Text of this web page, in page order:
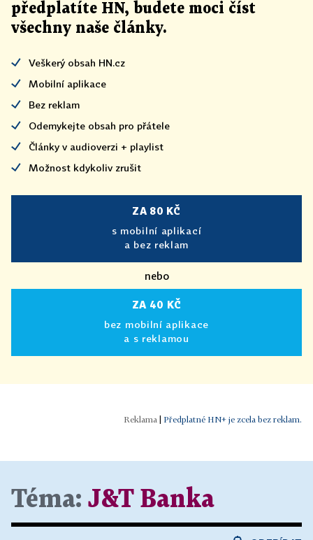
předplatíte HN, budete moci číst
všechny naše články.
Veškerý obsah HN.cz
Mobilní aplikace
Bez reklam
Odemykejte obsah pro přátele
Články v audioverzi + playlist
Možnost kdykoliv zrušit
ZA 80 KČ
s mobilní aplikací
a bez reklam
nebo
ZA 40 KČ
bez mobilní aplikace
a s reklamou
| Předplatné HN+ je zcela bez reklam.
Téma: J&T Banka